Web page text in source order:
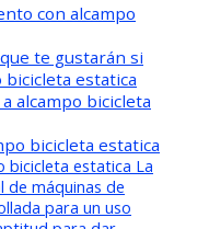
con alcampo
te gustarán si
bicicleta estatica
alcampo bicicleta
bicicleta estatica
bicicleta estatica La
máquinas de
para un uso